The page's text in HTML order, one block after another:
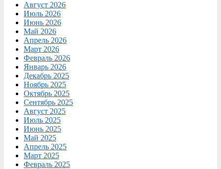
Август 2026
Июль 2026
Июнь 2026
Май 2026
Апрель 2026
Март 2026
Февраль 2026
Январь 2026
Декабрь 2025
Ноябрь 2025
Октябрь 2025
Сентябрь 2025
Август 2025
Июль 2025
Июнь 2025
Май 2025
Апрель 2025
Март 2025
Февраль 2025